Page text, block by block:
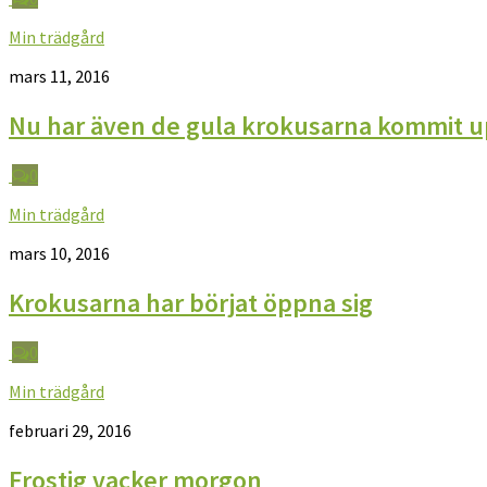
Min trädgård
mars 11, 2016
Nu har även de gula krokusarna kommit
0
Min trädgård
mars 10, 2016
Krokusarna har börjat öppna sig
0
Min trädgård
februari 29, 2016
Frostig vacker morgon